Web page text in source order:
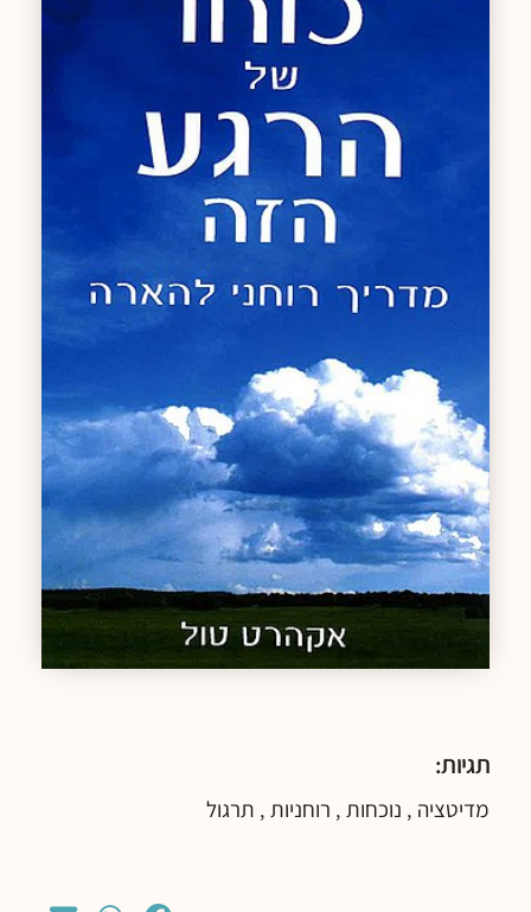
תגיות:
מדיטציה , נוכחות , רוחניות , תרגול